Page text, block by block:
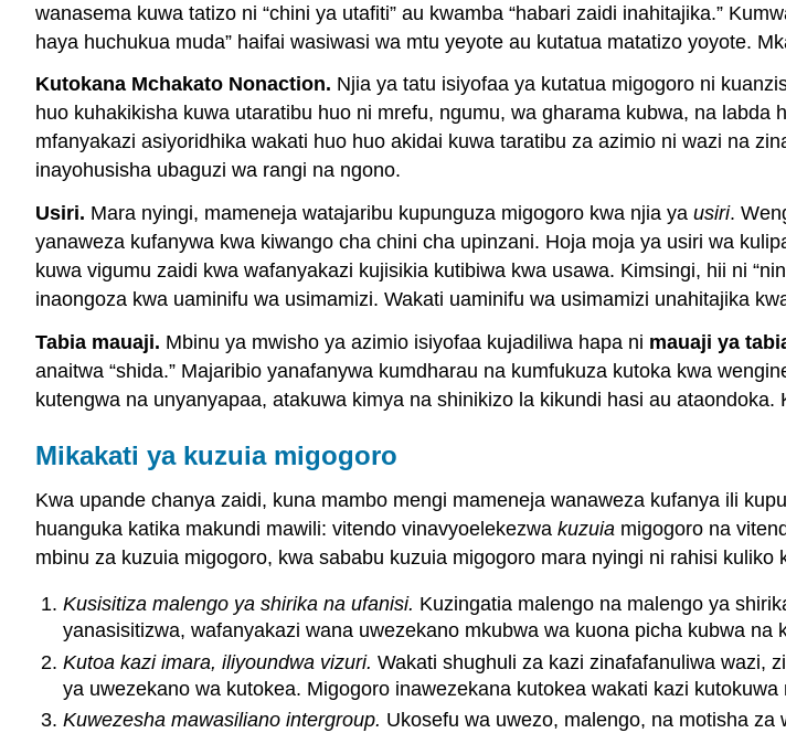
wanasema kuwa tatizo ni “chini ya utafiti” au kwamba “habari zaidi inahitajika.”
haya huchukua muda” haifai wasiwasi wa mtu yeyote au kutatua matatizo yoyote.
Kutokana Mchakato Nonaction. Njia ya tatu isiyofaa ya kutatua migogoro ni
huo kuhakikisha kuwa utaratibu huo ni mrefu, ngumu, wa gharama kubwa, na labda
mfanyakazi asiyoridhika wakati huo huo akidai kuwa taratibu za azimio ni wazi na
inayohusisha ubaguzi wa rangi na ngono.
Usiri. Mara nyingi, mameneja watajaribu kupunguza migogoro kwa njia ya usiri.
yanaweza kufanywa kwa kiwango cha chini cha upinzani. Hoja moja ya usiri wa
kuwa vigumu zaidi kwa wafanyakazi kujisikia kutibiwa kwa usawa. Kimsingi, hii ni
inaongoza kwa uaminifu wa usimamizi. Wakati uaminifu wa usimamizi unahitajika
Tabia mauaji. Mbinu ya mwisho ya azimio isiyofaa kujadiliwa hapa ni mauaji ya
anaitwa “shida.” Majaribio yanafanywa kumdharau na kumfukuza kutoka kwa
kutengwa na unyanyapaa, atakuwa kimya na shinikizo la kikundi hasi au ataondoka.
Mikakati ya kuzuia migogoro
Kwa upande chanya zaidi, kuna mambo mengi mameneja wanaweza kufanya ili
huanguka katika makundi mawili: vitendo vinavyoelekezwa kuzuia migogoro na
mbinu za kuzuia migogoro, kwa sababu kuzuia migogoro mara nyingi ni rahisi
Kusisitiza malengo ya shirika na ufanisi. Kuzingatia malengo na malengo ya
yanasisitizwa, wafanyakazi wana uwezekano mkubwa wa kuona picha kubwa
Kutoa kazi imara, iliyoundwa vizuri. Wakati shughuli za kazi zinafafanuliwa wazi,
ya uwezekano wa kutokea. Migogoro inawezekana kutokea wakati kazi
Kuwezesha mawasiliano intergroup. Ukosefu wa uwezo, malengo, na motisha